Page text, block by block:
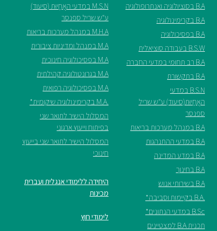
B.A בסוציולוגיה ואנתרופולוגיה
B.A בקרימינולוגיה
B.A בפסיכולוגיה
B.S.W בעבודה סוציאלית
B.A רב תחומי במדעי החברה
B.A בתקשורת
B.S.N במדעי
האֲחָיוּת(סיעוד) ע"ש שריל
ספנסר
B.A במנהל מערכות בריאות
B.A במדעי ההתנהגות
B.A במדע המדינה
B.A בחינוך
B.A בשירותי אנוש
.B.A בקיימות וסביבה*
B.Sc במדעי הנתונים*
תכנית B.A למצטיינים
M.S.N במדעי האֲחָיוּת (סיעוד)
ע"ש שריל ספנסר
M.H.A במנהל מערכות בריאות
M.A במנהל ומדיניות ציבורית
M.A בפסיכולוגיה חינוכית
M.A בגרונטולוגיה קהילתית
M.A בפסיכולוגיה רפואית
.M.A בקרימינולוגיה שיקומית*
המסלול הישיר לתואר שני
בפיתוח וייעוץ ארגוני
המסלול הישיר לתואר שני בייעוץ
חינוכי
היחידה ללימודי אנגלית ועברית
מכינות
לימודי חוץ